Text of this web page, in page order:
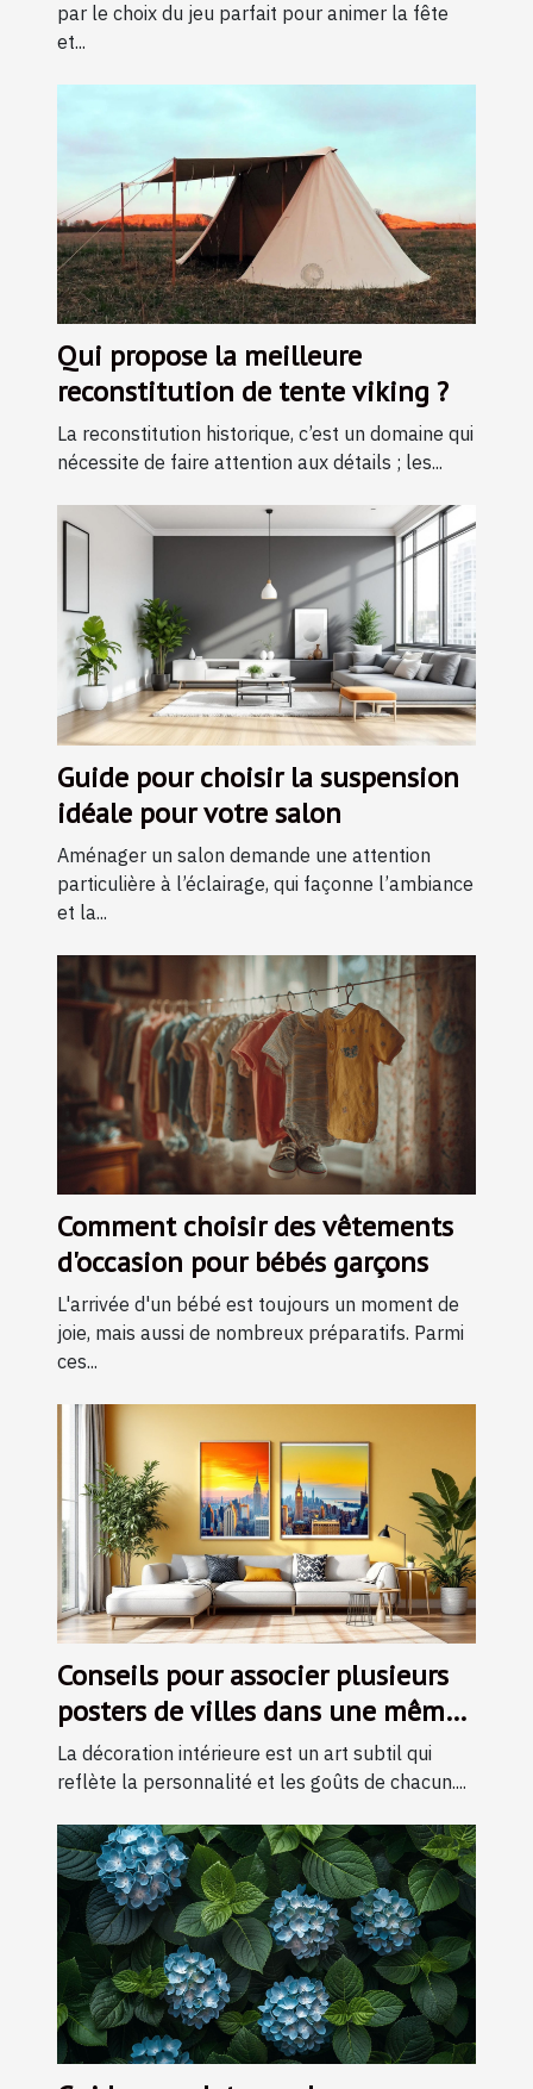
par le choix du jeu parfait pour animer la fête
et...
Qui propose la meilleure
reconstitution de tente viking ?
La reconstitution historique, c’est un domaine qui
nécessite de faire attention aux détails ; les...
Guide pour choisir la suspension
idéale pour votre salon
Aménager un salon demande une attention
particulière à l’éclairage, qui façonne l’ambiance
et la...
Comment choisir des vêtements
d'occasion pour bébés garçons
L'arrivée d'un bébé est toujours un moment de
joie, mais aussi de nombreux préparatifs. Parmi
ces...
Conseils pour associer plusieurs
posters de villes dans une même
pièce
La décoration intérieure est un art subtil qui
reflète la personnalité et les goûts de chacun....